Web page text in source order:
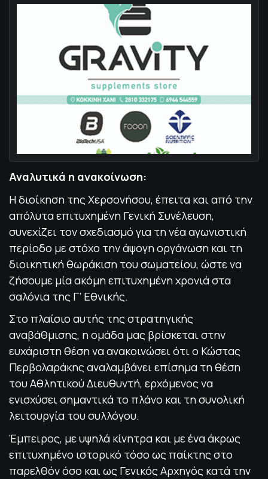
Αναλυτικά η ανακοίνωση:
Η διοίκηση της Χερσονήσου, έπειτα και από την
απόλυτα επιτυχημένη Γενική Συνέλευση,
συνεχίζει τον σχεδιασμό για τη νέα αγωνιστική
περίοδο με στόχο την άψογη οργάνωση και τη
διοικητική θωράκιση του σωματείου, ώστε να
ζήσουμε μία ακόμη επιτυχημένη χρονιά στα
σαλόνια της Γ’ Εθνικής.
Στο πλαίσιο αυτής της στρατηγικής
αναβάθμισης, η ομάδα μας βρίσκεται στην
ευχάριστη θέση να ανακοινώσει ότι ο Κώστας
Περβολαράκης αναλαμβάνει επίσημα τη θέση
του Αθλητικού Διευθυντή, ερχόμενος να
ενισχύσει σημαντικά το πλάνο και τη συνολική
λειτουργία του συλλόγου.
Έμπειρος, με υψηλά κίνητρα και με ένα άκρως
επιτυχημένο ιστορικό τόσο ως παίκτης στο
παρελθόν όσο και ως Γενικός Αρχηγός κατά την